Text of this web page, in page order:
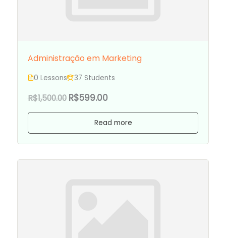
Administração em Marketing
0 Lessons 37 Students
R$1,500.00 R$599.00
Read more